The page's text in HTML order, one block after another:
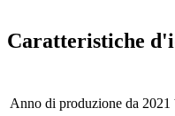
Caratteristiche
Anno di produzione da 2021